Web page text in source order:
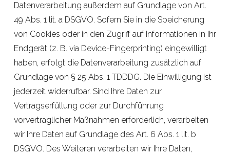
Datenverarbeitung außerdem auf Grundlage von Art.
49 Abs. 1 lit. a DSGVO. Sofern Sie in die Speicherung
von Cookies oder in den Zugriff auf Informationen in Ihr
Endgerät (z. B. via Device-Fingerprinting) eingewilligt
haben, erfolgt die Datenverarbeitung zusätzlich auf
Grundlage von § 25 Abs. 1 TDDDG. Die Einwilligung ist
jederzeit widerrufbar. Sind Ihre Daten zur
Vertragserfüllung oder zur Durchführung
vorvertraglicher Maßnahmen erforderlich, verarbeiten
wir Ihre Daten auf Grundlage des Art. 6 Abs. 1 lit. b
DSGVO. Des Weiteren verarbeiten wir Ihre Daten,